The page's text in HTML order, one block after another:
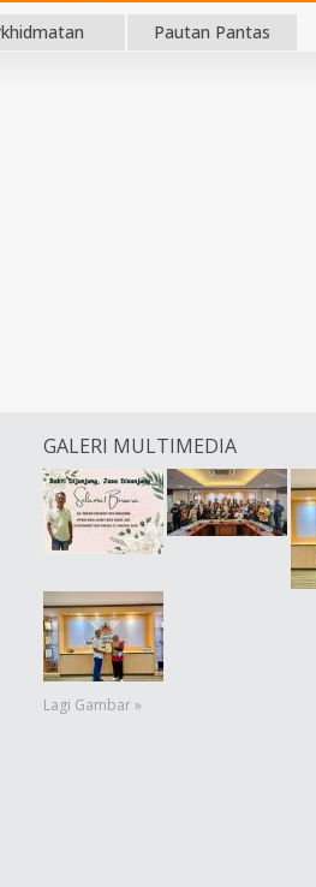
Pautan Pantas
GALERI MULTIMEDIA
Lagi Gambar »